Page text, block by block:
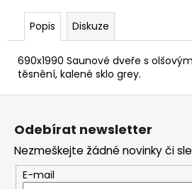
Popis Diskuze
690x1990 Saunové dveře s
těsnění, kalené sklo grey.
e
e
NA
DŘEVO
HARVIA
M3
SL
Z
Odebírat newsletter
Nezmeškejte žádné novinky či
E-mail